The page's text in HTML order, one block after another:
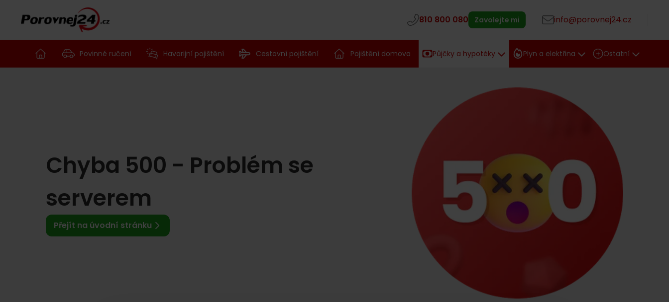
810 800 080 Zavolejte mi info@porovnej24.cz
Povinné ručení Havarijní pojištění Cestovní pojištění Pojištění domova Půjčky a hypotéky Plyn a elektřina Ostatní
Chyba 500 - Problém se
serverem
Přejít na úvodní stránku